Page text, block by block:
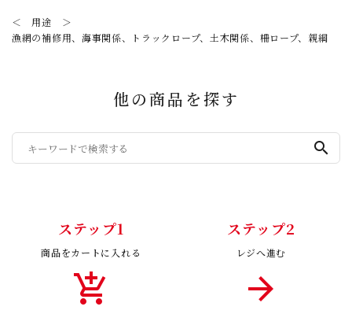
​＜ 用途 ＞
漁網の補修用、海事関係、トラックロープ、土木関係、柵ロープ、親綱
他の商品を探す
search
ステップ1
商品をカートに入れる
add_shopping_cart
ステップ2
レジへ進む
arrow_forward